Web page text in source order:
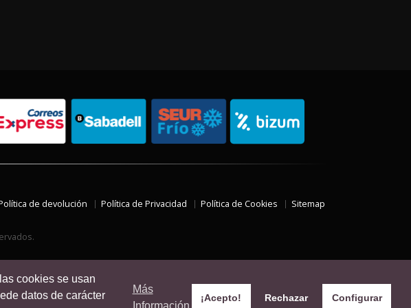
cookies se usan
datos de carácter
Más
Información
¡Acepto! Rechazar Configurar
de devolución Política de Privacidad Política de Cookies Sitemap